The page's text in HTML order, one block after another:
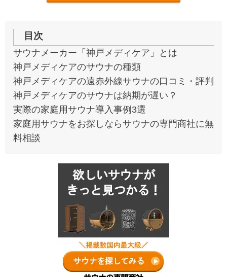
目次
サウナメーカー「神戸メディケア」とは
神戸メディケアのサウナの種類
神戸メディケアの遠赤外線サウナの口コミ・評判
神戸メディケアのサウナは納期が遅い？
実際の家庭用サウナ導入事例3選
家庭用サウナをお探しならサウナの専門商社に無
料相談